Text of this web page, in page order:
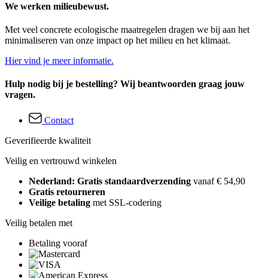
We werken milieubewust.
Met veel concrete ecologische maatregelen dragen we bij aan het
minimaliseren van onze impact op het milieu en het klimaat.
Hier vind je meer informatie.
Hulp nodig bij je bestelling? Wij beantwoorden graag jouw
vragen.
Contact
Geverifieerde kwaliteit
Veilig en vertrouwd winkelen
Nederland: Gratis standaardverzending vanaf € 54,90
Gratis retourneren
Veilige betaling met SSL-codering
Veilig betalen met
Betaling vooraf